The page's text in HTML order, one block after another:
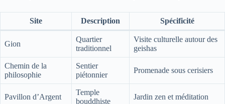
Site Description Spécificité
Gion
Quartier
traditionnel
Visite culturelle autour des
geishas
Chemin de la
philosophie
Sentier
piétonnier
Promenade sous cerisiers
Pavillon d’Argent
Temple
bouddhiste
Jardin zen et méditation